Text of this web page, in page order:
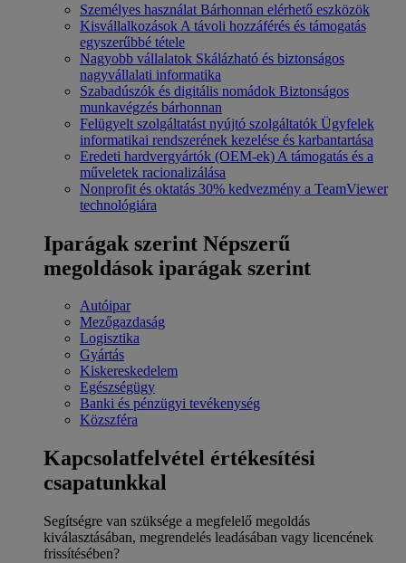
Személyes használat Bárhonnan elérhető eszközök
Kisvállalkozások A távoli hozzáférés és támogatás
egyszerűbbé tétele
Nagyobb vállalatok Skálázható és biztonságos
nagyvállalati informatika
Szabadúszók és digitális nomádok Biztonságos
munkavégzés bárhonnan
Felügyelt szolgáltatást nyújtó szolgáltatók Ügyfelek
informatikai rendszerének kezelése és karbantartása
Eredeti hardvergyártók (OEM-ek) A támogatás és a
műveletek racionalizálása
Nonprofit és oktatás 30% kedvezmény a TeamViewer
technológiára
Iparágak szerint Népszerű
megoldások iparágak szerint
Autóipar
Mezőgazdaság
Logisztika
Gyártás
Kiskereskedelem
Egészségügy
Banki és pénzügyi tevékenység
Közszféra
Kapcsolatfelvétel értékesítési
csapatunkkal
Segítségre van szüksége a megfelelő megoldás
kiválasztásában, megrendelés leadásában vagy licencének
frissítésében?